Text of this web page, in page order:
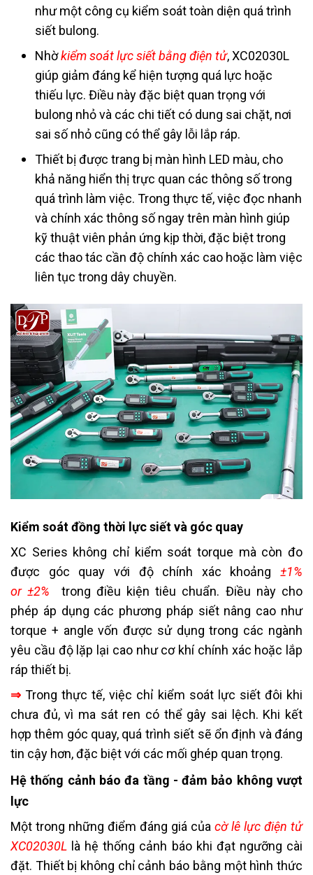
như một công cụ kiểm soát toàn diện quá trình
siết bulong.
Nhờkiểm soát lực siết bằng điện tử, XC02030L
giúp giảm đáng kể hiện tượng quá lực hoặc
thiếu lực. Điều này đặc biệt quan trọng với
bulong nhỏ và các chi tiết có dung sai chặt, nơi
sai số nhỏ cũng có thể gây lỗi lắp ráp.
Thiết bị được trang bị màn hình LED màu, cho
khả năng hiển thị trực quan các thông số trong
quá trình làm việc. Trong thực tế, việc đọc nhanh
và chính xác thông số ngay trên màn hình giúp
kỹ thuật viên phản ứng kịp thời, đặc biệt trong
các thao tác cần độ chính xác cao hoặc làm việc
liên tục trong dây chuyền.
Kiểm soát đồng thời lực siết và góc quay
XC Series không chỉ kiểm soát torque mà còn đo
được góc quay với độ chính xác khoảng ±1%
or ±2%
trong điều kiện tiêu chuẩn. Điều này cho
phép áp dụng các phương pháp siết nâng cao như
torque + angle vốn được sử dụng trong các ngành
yêu cầu độ lặp lại cao như cơ khí chính xác hoặc lắp
ráp thiết bị.
⇒ Trong thực tế, việc chỉ kiểm soát lực siết đôi khi
chưa đủ, vì ma sát ren có thể gây sai lệch. Khi kết
hợp thêm góc quay, quá trình siết sẽ ổn định và đáng
tin cậy hơn, đặc biệt với các mối ghép quan trọng.
Hệ thống cảnh báo đa tầng - đảm bảo không vượt
lực
Một trong những điểm đáng giá của cờ lê lực điện tử
XC02030L là hệ thống cảnh báo khi đạt ngưỡng cài
đặt. Thiết bị không chỉ cảnh báo bằng một hình thức